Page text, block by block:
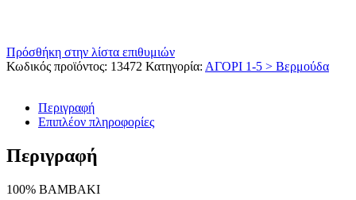
Πρόσθήκη στην λίστα επιθυμιών
Κωδικός προϊόντος: 13472 Κατηγορία: ΑΓΟΡΙ 1-5 > Βερμούδα
Περιγραφή
Επιπλέον πληροφορίες
Περιγραφή
100% ΒΑΜΒΑΚΙ